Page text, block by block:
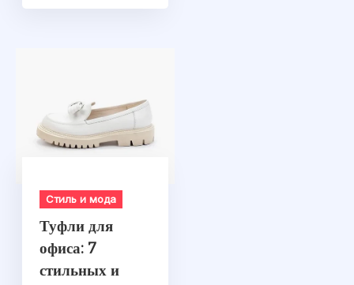
Стиль и мода
Туфли для
офиса: 7
стильных и